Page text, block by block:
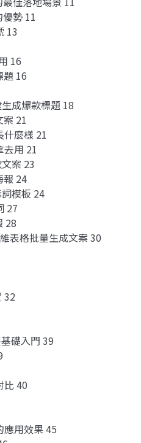
勢 11
13
16
16
成爆款標題 18
21
麼樣 21
用 21
案 23
24
模板 24
27
28
表格批量生成文案 30
32
礎入門 39
40
用效果 45